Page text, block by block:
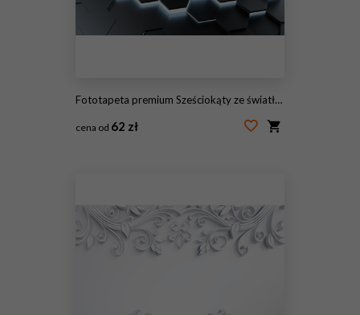
Fototapeta premium Sześciokąty ze światłem jako struktura tła
cena od 62 zł